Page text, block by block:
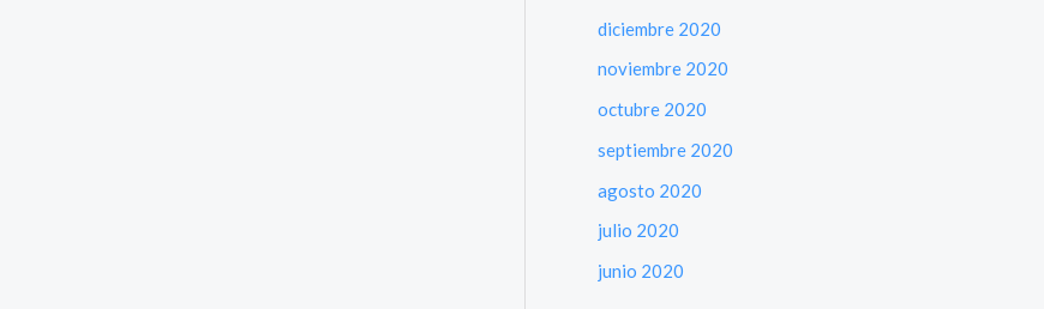
diciembre 2020
noviembre 2020
octubre 2020
septiembre 2020
agosto 2020
julio 2020
junio 2020